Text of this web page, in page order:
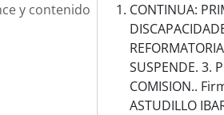
y contenido
CONTINUA:
SUSPENDE. 3.
COMISION..
ASTUDILLO